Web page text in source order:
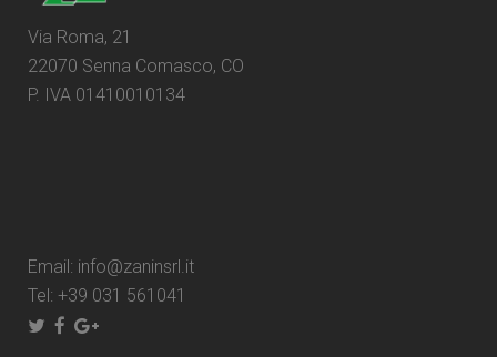
Via Roma, 21
22070 Senna Comasco, CO
P. IVA 01410010134
Email: info@zaninsrl.it
Tel: +39 031 561041